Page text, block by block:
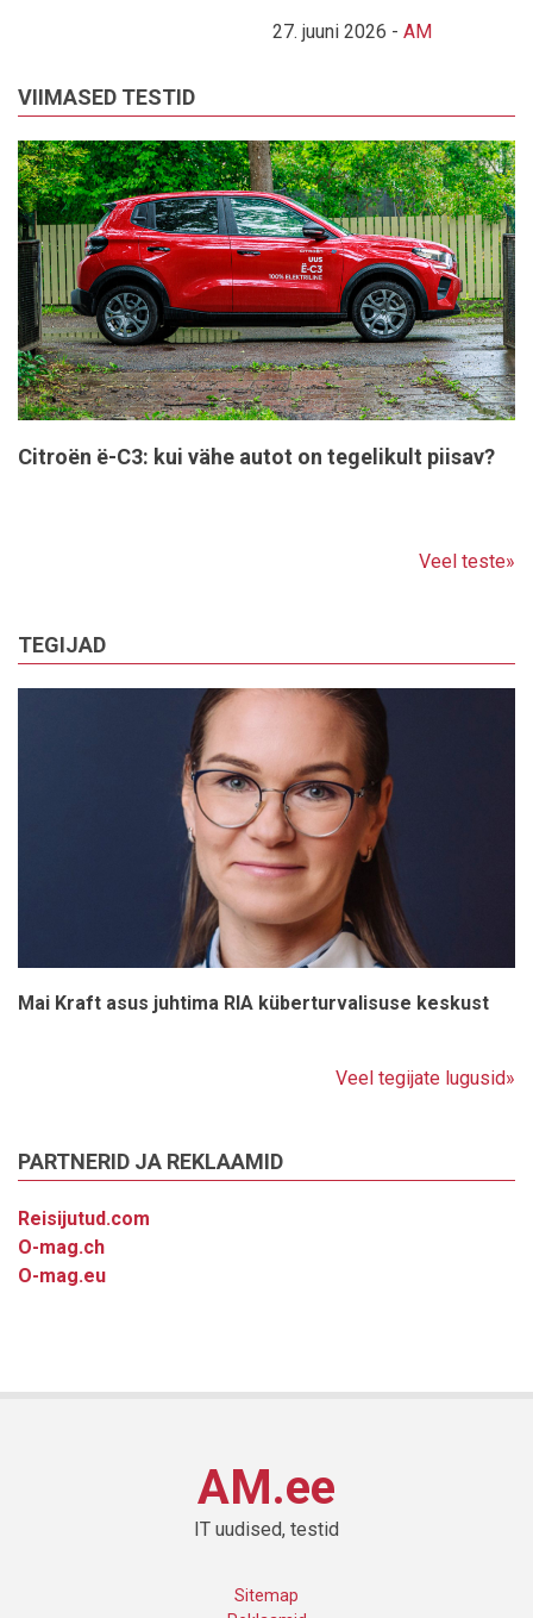
27. juuni 2026 - AM
VIIMASED TESTID
Citroën ë-C3: kui vähe autot on tegelikult piisav?
Veel teste»
TEGIJAD
Mai Kraft asus juhtima RIA küberturvalisuse keskust
Veel tegijate lugusid»
PARTNERID JA REKLAAMID
Reisijutud.com
O-mag.ch
O-mag.eu
AM.ee
IT uudised, testid
Sitemap